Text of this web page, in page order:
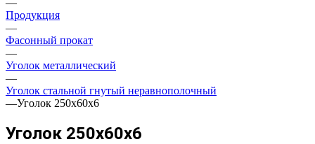
—
Продукция
—
Фасонный прокат
—
Уголок металлический
—
Уголок стальной гнутый неравнополочный
—Уголок 250х60х6
Уголок 250х60х6